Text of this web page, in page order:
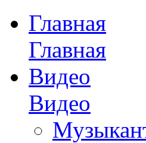
Главная
Главная
Видео
Видео